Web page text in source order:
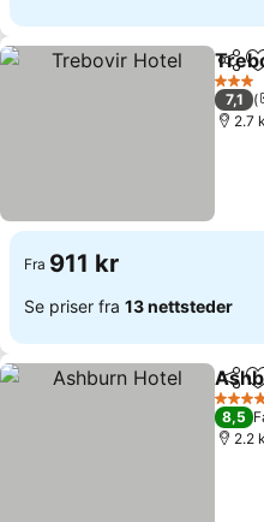
Del
3
7,1
2.7
Fra 911 kr
Se priser fra 13 nettsteder
Del
4
8,5
2.2